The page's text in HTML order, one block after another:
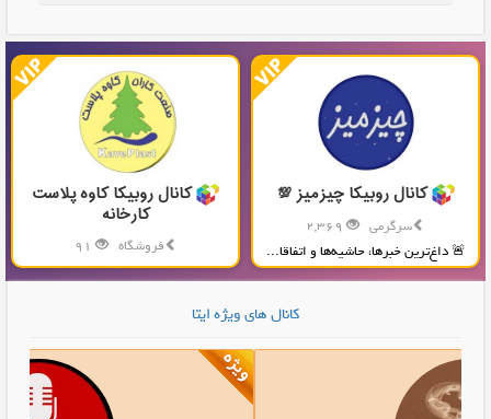
کانال روبیکا چیزمیز 💯
سرگرمی
🚨 داغ‌ترین خبرها، حاشیه‌ها و اتفاقا...
کانال روبیکا کاوه پلاست
کارخانه
فروشگاه
تولید و پخش محصولات پلاستیکی...
کانال های ویژه ایتا